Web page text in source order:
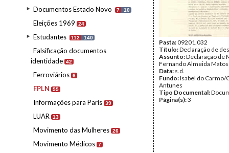
Documentos Estado Novo 7 10
Eleições 1969 24
Estudantes 112 140
Falsificação documentos
identidade 42
Ferroviários 6
FPLN 55
Informações para Paris 39
LUAR 13
Movimento das Mulheres 26
Movimento Médicos 7
Pasta:09201.032
Título:Declaração de
Assunto:Declaração de
Fernando Almeida Matos
Data: s.d.
Fundo:Isabel do Carmo/
Antunes
Tipo Documental:
Página(s):3